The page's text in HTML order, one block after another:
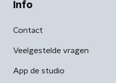
Info
Contact
Veelgestelde vragen
App de studio